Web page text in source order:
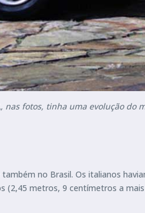
nas fotos, tinha uma evolução do
no Brasil. Os italianos
(2,45 metros, 9 centímetros a